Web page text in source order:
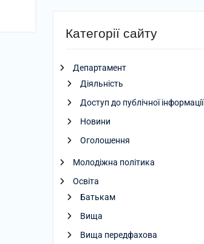
Категорії сайту
Департамент
Діяльність
Доступ до публічної інформації
Новини
Оголошення
Молодіжна політика
Освіта
Батькам
Вища
Вища передфахова